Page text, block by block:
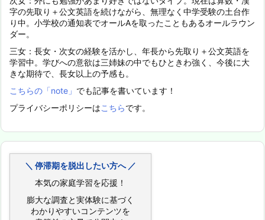
字の先取り＋公文英語を続けながら、無理なく中学受験の土台作
り中。小学校の通知表でオールAを取ったこともあるオールラウン
ダー。
三女：長女・次女の経験を活かし、年長から先取り＋公文英語を
学習中。学びへの意欲は三姉妹の中でもひときわ強く、今後に大
きな期待で、長女以上の予感も。
こちらの「note」 でも記事を書いています！
プライバシーポリシーはこちらです。
＼ 停滞期を脱出したい方へ ／
本気の家庭学習を応援！
膨大な調査と実体験に基づく
わかりやすいコンテンツを